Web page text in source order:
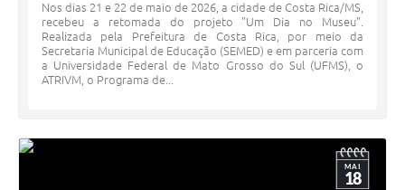
Nos dias 21 e 22 de maio de 2026, a cidade de Costa Rica/MS,
recebeu a retomada do projeto "Um Dia no Museu".
Realizada pela Prefeitura de Costa Rica, por meio da
Secretaria Municipal de Educação (SEMED) e em parceria com
a Universidade Federal de Mato Grosso do Sul (UFMS), o
ATRIVM, o Programa de...
MAI
18